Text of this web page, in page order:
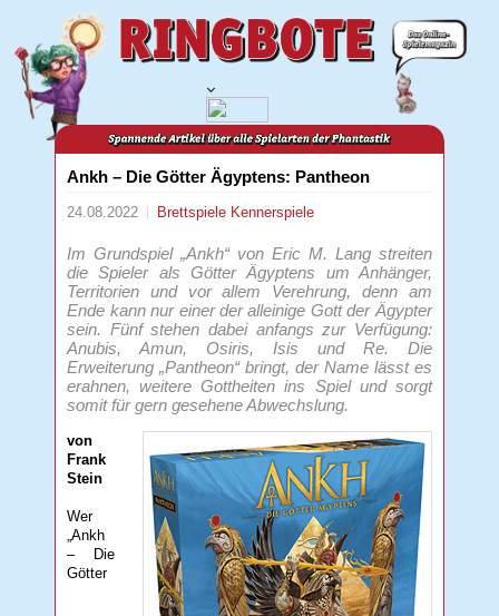
Ankh – Die Götter Ägyptens: Pantheon
24.08.2022 Brettspiele Kennerspiele
Im Grundspiel „Ankh“ von Eric M. Lang streiten
die Spieler als Götter Ägyptens um Anhänger,
Territorien und vor allem Verehrung, denn am
Ende kann nur einer der alleinige Gott der Ägypter
sein. Fünf stehen dabei anfangs zur Verfügung:
Anubis, Amun, Osiris, Isis und Re. Die
Erweiterung „Pantheon“ bringt, der Name lässt es
erahnen, weitere Gottheiten ins Spiel und sorgt
somit für gern gesehene Abwechslung.
von
Frank
Stein
Wer
„Ankh
– Die
Götter